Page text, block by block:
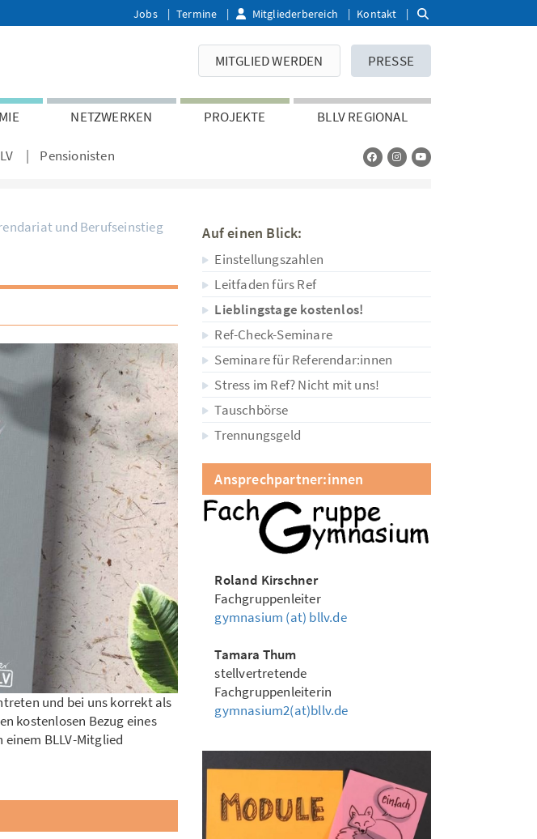
Jobs Termine Mitgliederbereich Kontakt
MITGLIED WERDEN PRESSE
NETZWERKEN PROJEKTE BLLV REGIONAL
Pensionisten
und Berufseinstieg
und bei uns korrekt als
kostenlosen Bezug eines
BLLV-Mitglied
Auf einen Blick:
Einstellungszahlen
Leitfaden fürs Ref
Lieblingstage kostenlos!
Ref-Check-Seminare
Seminare für Referendar:innen
Stress im Ref? Nicht mit uns!
Tauschbörse
Trennungsgeld
Ansprechpartner:innen
Roland Kirschner
Fachgruppenleiter
gymnasium (at) bllv.de
Tamara Thum
stellvertretende
Fachgruppenleiterin
gymnasium2(at)bllv.de